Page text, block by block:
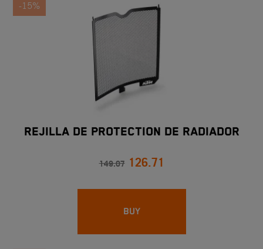
-15%
REJILLA DE PROTECTION DE RADIADOR
149.07 126.71
BUY